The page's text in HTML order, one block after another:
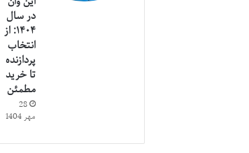
در سال
۱۴۰۴: از
انتخاب
پردازنده
تا خرید
مطمئن
28
مهر 1404